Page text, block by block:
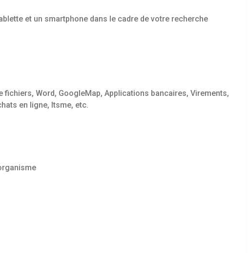
et un smartphone dans le cadre de votre recherche
fichiers, Word, GoogleMap, Applications bancaires, Virements,
en ligne, Itsme, etc.